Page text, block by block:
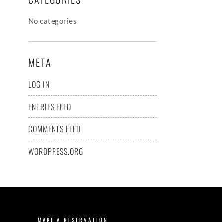
No categories
META
LOG IN
ENTRIES FEED
COMMENTS FEED
WORDPRESS.ORG
MAKE A RESERVATION